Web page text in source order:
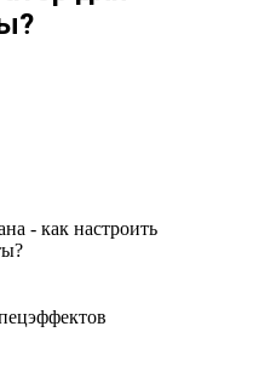
- как настроить